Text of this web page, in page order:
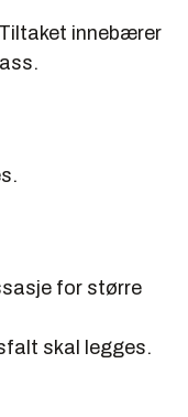
innebærer
for større
skal legges.